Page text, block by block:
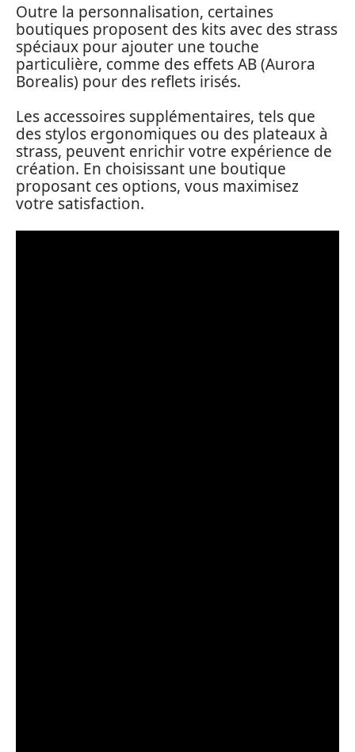
Outre la personnalisation, certaines
boutiques proposent des kits avec des strass
spéciaux pour ajouter une touche
particulière, comme des effets AB (Aurora
Borealis) pour des reflets irisés.
Les accessoires supplémentaires, tels que
des stylos ergonomiques ou des plateaux à
strass, peuvent enrichir votre expérience de
création. En choisissant une boutique
proposant ces options, vous maximisez
votre satisfaction.